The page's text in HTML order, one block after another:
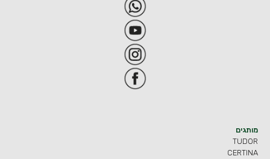
מותגים
TUDOR
CERTINA